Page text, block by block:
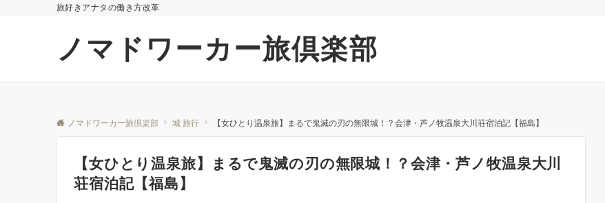
旅好きアナタの働き方改革
ノマドワーカー旅倶楽部
ノマドワーカー旅倶楽部 城 旅行 【女ひとり温泉旅】まるで鬼滅の刃の無限城！？会津・芦ノ牧温泉大川荘宿泊記【福島】
【女ひとり温泉旅】まるで鬼滅の刃の無限城！？会津・芦ノ牧温泉大川
荘宿泊記【福島】